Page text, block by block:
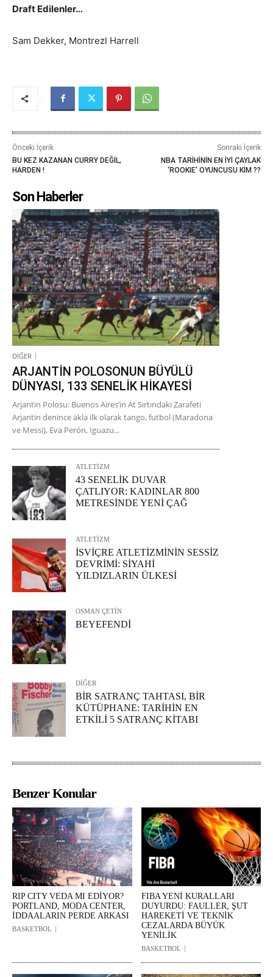
Draft Edilenler…
Sam Dekker, Montrezl Harrell
Önceki İçerik
BU KEZ KAZANAN CURRY DEĞİL,
HARDEN !
Sonraki İçerik
NBA TARİHİNİN EN İYİ ÇAYLAK
‘ROOKIE’ OYUNCUSU KİM ??
Son Haberler
DİĞER
ARJANTİN POLOSONUN BÜYÜLÜ
DÜNYASI, 133 SENELİK HİKAYESİ
Arjantin Polosu: Buenos Aires’in At Sırtındaki Zarafeti
Arjantin denince akla ilk olarak tango, futbol (Maradona
ve Messi), Eva Perón, Iguazu...
ATLETİZM
43 SENELİK DUVAR
ÇATLIYOR: KADINLAR 800
METRESİNDE YENİ ÇAĞ
ATLETİZM
İSVİÇRE ATLETİZMİNİN SESSİZ
DEVRİMİ: SİYAHİ
YILDIZLARIN ÜLKESİ
OSMAN ÇETİN
BEYEFENDİ
DİĞER
BİR SATRANÇ TAHTASI, BİR
KÜTÜPHANE: TARİHİN EN
ETKİLİ 5 SATRANÇ KİTABI
Benzer Konular
RIP CITY VEDA MI EDİYOR?
PORTLAND, MODA CENTER,
İDDAALARIN PERDE ARKASI
BASKETBOL
FIBA YENİ KURALLARI
DUYURDU: FAULLER, ŞUT
HAREKETİ VE TEKNİK
CEZALARDA BÜYÜK
YENİLİK
BASKETBOL